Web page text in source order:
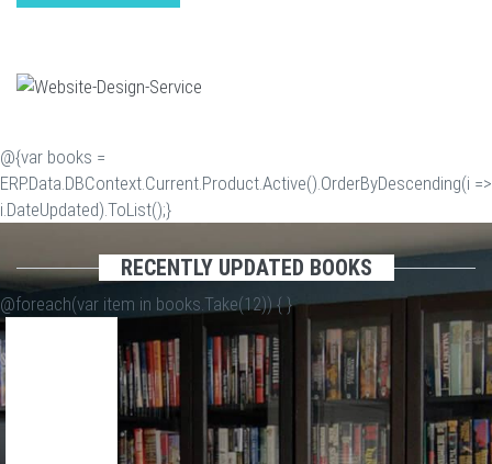
@{var books =
ERP.Data.DBContext.Current.Product.Active().OrderByDescending(i =>
i.DateUpdated).ToList();}
RECENTLY UPDATED BOOKS
@foreach(var item in books.Take(12)) {}